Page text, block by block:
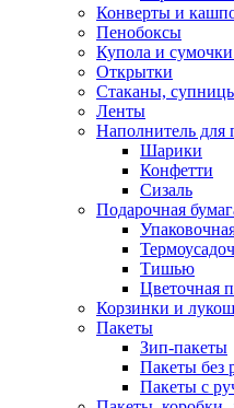
Конверты и
Пенобоксы
Купола и
Открытки
Стаканы,
Ленты
Наполнитель для
Шарики
Конфетти
Сизаль
Подарочная
Тишью
Цветочная
Корзинки и
Пакеты
Зип-пакеты
Пакеты без
Пакеты с